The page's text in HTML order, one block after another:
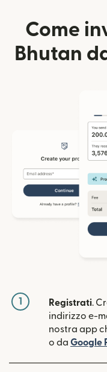
Come
Bhutan
1 Registrati.
indirizzo e-
nostra app
o da Google